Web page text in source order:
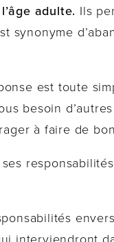
adulte. Ils
synonyme
est toute
besoin
à faire de